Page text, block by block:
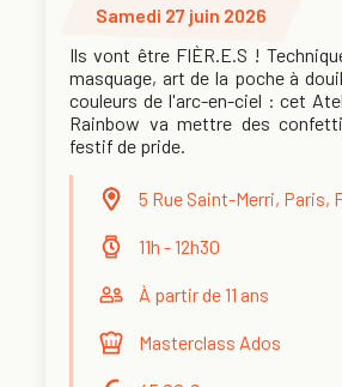
Samedi 27 juin 2026
Ils vont être FIÈR.E.S !
masquage, art de la poche à
couleurs de l'arc-en-ciel : cet
Rainbow va mettre des
festif de pride.
5 Rue Saint-Merri, Paris,
11h - 12h30
À partir de 11 ans
Masterclass Ados